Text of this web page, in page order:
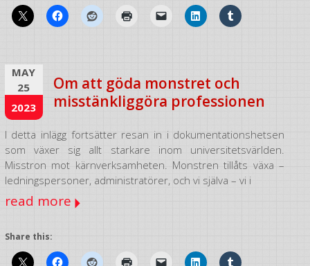
MAY
25
2023
Om att göda monstret och
misstänkliggöra professionen
I detta inlägg fortsätter resan in i dokumentationshetsen
som växer sig allt starkare inom universitetsvärlden.
Misstron mot kärnverksamheten. Monstren tillåts växa –
ledningspersoner, administratörer, och vi själva – vi i
read more
Share this: